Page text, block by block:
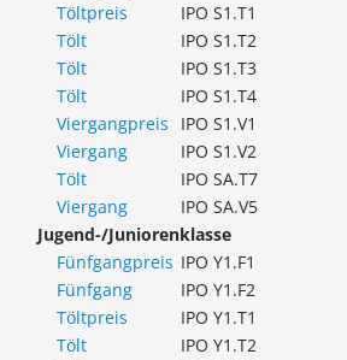
Töltpreis
IPO S1.T1
Tölt
IPO S1.T2
Tölt
IPO S1.T3
Tölt
IPO S1.T4
Viergangpreis
IPO S1.V1
Viergang
IPO S1.V2
Tölt
IPO SA.T7
Viergang
IPO SA.V5
Jugend-/Juniorenklasse
Fünfgangpreis IPO Y1.F1
Fünfgang
IPO Y1.F2
Töltpreis
IPO Y1.T1
Tölt
IPO Y1.T2